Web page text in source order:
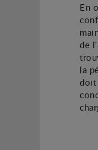
En
de
la
doit